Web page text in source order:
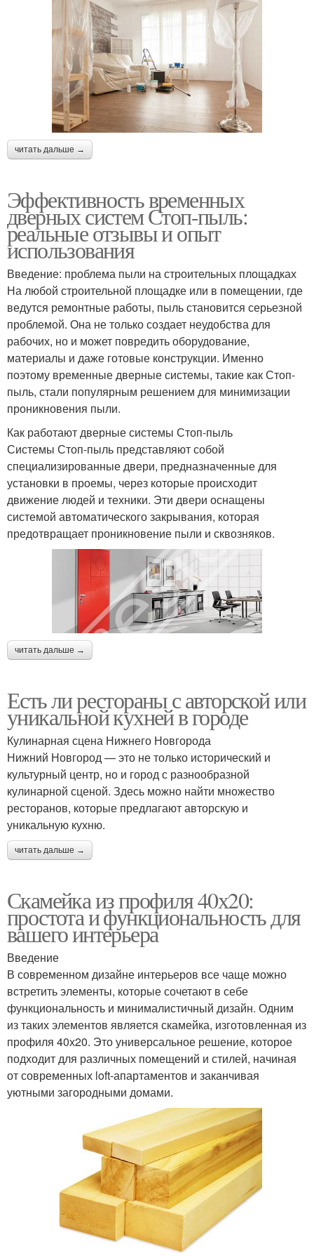
читать дальше →
Эффективность временных
дверных систем Стоп-пыль:
реальные отзывы и опыт
использования
Введение: проблема пыли на строительных площадках
На любой строительной площадке или в помещении, где
ведутся ремонтные работы, пыль становится серьезной
проблемой. Она не только создает неудобства для
рабочих, но и может повредить оборудование,
материалы и даже готовые конструкции. Именно
поэтому временные дверные системы, такие как Стоп-
пыль, стали популярным решением для минимизации
проникновения пыли.
Как работают дверные системы Стоп-пыль
Системы Стоп-пыль представляют собой
специализированные двери, предназначенные для
установки в проемы, через которые происходит
движение людей и техники. Эти двери оснащены
системой автоматического закрывания, которая
предотвращает проникновение пыли и сквозняков.
читать дальше →
Есть ли рестораны с авторской или
уникальной кухней в городе
Кулинарная сцена Нижнего Новгорода
Нижний Новгород — это не только исторический и
культурный центр, но и город с разнообразной
кулинарной сценой. Здесь можно найти множество
ресторанов, которые предлагают авторскую и
уникальную кухню.
читать дальше →
Скамейка из профиля 40х20:
простота и функциональность для
вашего интерьера
Введение
В современном дизайне интерьеров все чаще можно
встретить элементы, которые сочетают в себе
функциональность и минималистичный дизайн. Одним
из таких элементов является скамейка, изготовленная из
профиля 40х20. Это универсальное решение, которое
подходит для различных помещений и стилей, начиная
от современных loft-апартаментов и заканчивая
уютными загородными домами.